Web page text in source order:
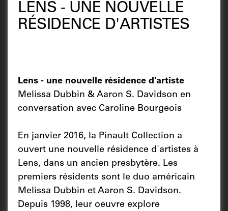
LENS - UNE NOUVELLE
RÉSIDENCE D'ARTISTES
Lens - une nouvelle résidence d'artiste
Melissa Dubbin & Aaron S. Davidson en
conversation avec Caroline Bourgeois
En janvier 2016, la Pinault Collection a
ouvert une nouvelle résidence d'artistes à
Lens, dans un ancien presbytère. Les
premiers résidents sont le duo américain
Melissa Dubbin et Aaron S. Davidson.
Depuis 1998, leur oeuvre explore